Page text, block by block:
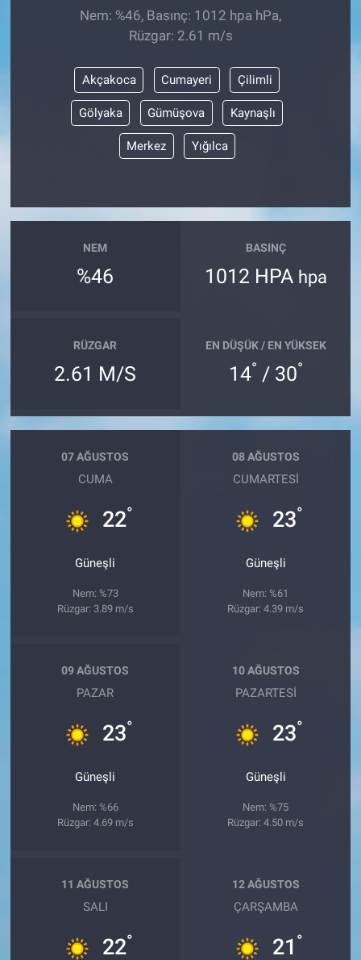
Nem: %46, Basınç: 1012 hpa hPa,
Rüzgar: 2.61 m/s
Akçakoca Cumayeri Çilimli
Gölyaka Gümüşova Kaynaşlı
Merkez Yığılca
NEM
%46
BASINÇ
1012 HPA hpa
RÜZGAR
2.61 M/S
EN DÜŞÜK / EN YÜKSEK
14° / 30°
07 AĞUSTOS
CUMA
22°
Güneşli
Nem: %73
Rüzgar: 3.89 m/s
08 AĞUSTOS
CUMARTESI
23°
Güneşli
Nem: %61
Rüzgar: 4.39 m/s
09 AĞUSTOS
PAZAR
23°
Güneşli
Nem: %66
Rüzgar: 4.69 m/s
10 AĞUSTOS
PAZARTESI
23°
Güneşli
Nem: %75
Rüzgar: 4.50 m/s
11 AĞUSTOS
SALI
22°
12 AĞUSTOS
ÇARŞAMBA
21 °